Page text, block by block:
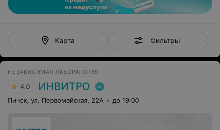
Карта Фильтры
НЕЗАВИСИМАЯ ЛАБОРАТОРИЯ
4.0 ИНВИТРО
Пинск, ул. Первомайская, 22А до 19:00